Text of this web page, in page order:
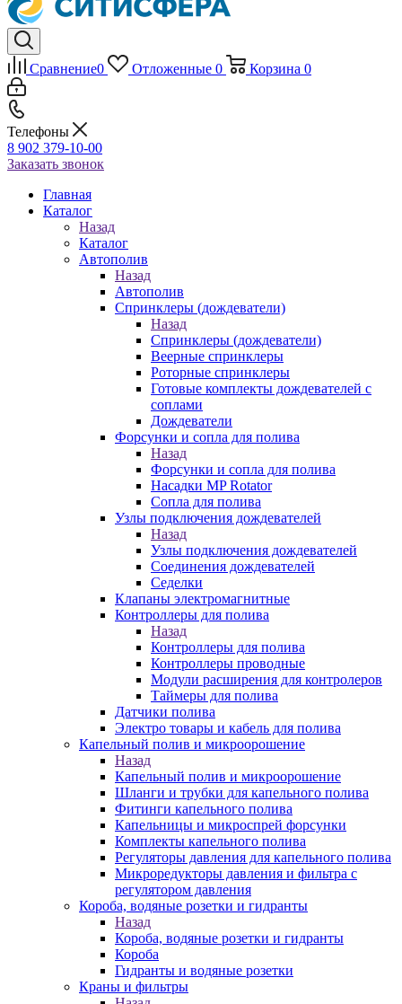
Сравнение0 Отложенные 0 Корзина 0
Телефоны
8 902 379-10-00
Заказать звонок
Главная
Каталог
Назад
Каталог
Автополив
Назад
Автополив
Спринклеры (дождеватели)
Назад
Спринклеры (дождеватели)
Веерные спринклеры
Роторные спринклеры
Готовые комплекты дождевателей с
соплами
Дождеватели
Форсунки и сопла для полива
Назад
Форсунки и сопла для полива
Насадки MP Rotator
Сопла для полива
Узлы подключения дождевателей
Назад
Узлы подключения дождевателей
Соединения дождевателей
Седелки
Клапаны электромагнитные
Контроллеры для полива
Назад
Контроллеры для полива
Контроллеры проводные
Модули расширения для контролеров
Таймеры для полива
Датчики полива
Электро товары и кабель для полива
Капельный полив и микроорошение
Назад
Капельный полив и микроорошение
Шланги и трубки для капельного полива
Фитинги капельного полива
Капельницы и микроспрей форсунки
Комплекты капельного полива
Регуляторы давления для капельного полива
Микроредукторы давления и фильтра с
регулятором давления
Короба, водяные розетки и гидранты
Назад
Короба, водяные розетки и гидранты
Короба
Гидранты и водяные розетки
Краны и фильтры